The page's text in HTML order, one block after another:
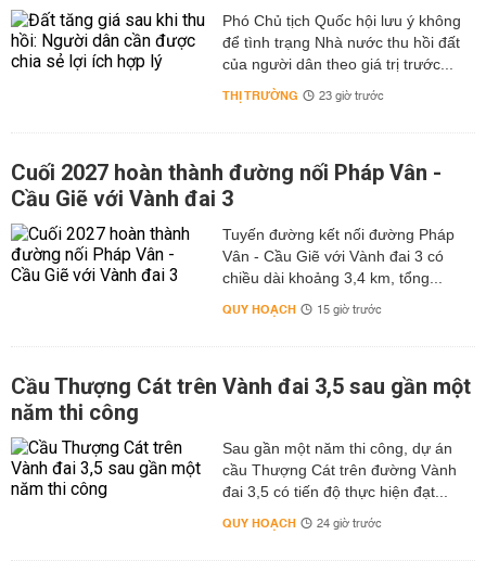
Phó Chủ tịch Quốc hội lưu ý không
để tình trạng Nhà nước thu hồi đất
của người dân theo giá trị trước...
THỊ TRƯỜNG 23 giờ trước
Cuối 2027 hoàn thành đường nối Pháp Vân -
Cầu Giẽ với Vành đai 3
Tuyến đường kết nối đường Pháp
Vân - Cầu Giẽ với Vành đai 3 có
chiều dài khoảng 3,4 km, tổng...
QUY HOẠCH 15 giờ trước
Cầu Thượng Cát trên Vành đai 3,5 sau gần một
năm thi công
Sau gần một năm thi công, dự án
cầu Thượng Cát trên đường Vành
đai 3,5 có tiến độ thực hiện đạt...
QUY HOẠCH 24 giờ trước